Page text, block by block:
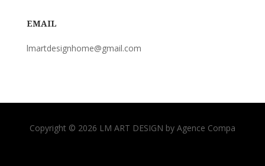
EMAIL
lmartdesignhome@gmail.com
Copyright © 2026 LM ART DESIGN by Agence Compa